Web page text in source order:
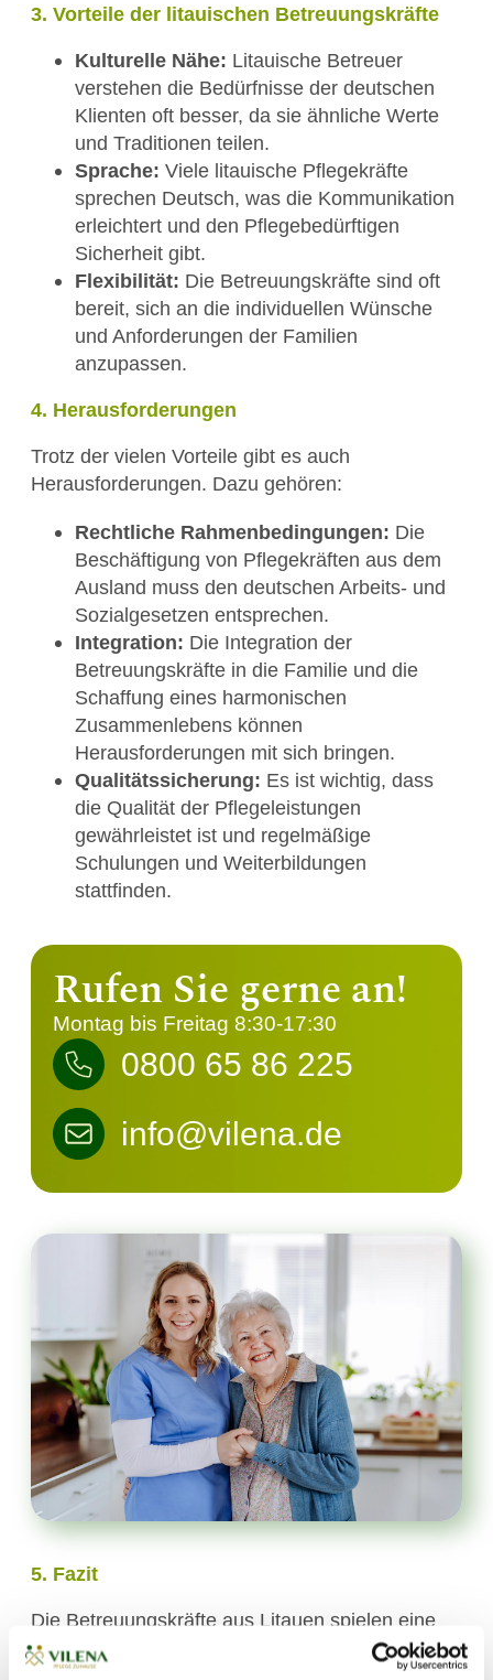
3. Vorteile der litauischen Betreuungskräfte
Kulturelle Nähe: Litauische Betreuer
verstehen die Bedürfnisse der deutschen
Klienten oft besser, da sie ähnliche Werte
und Traditionen teilen.
Sprache: Viele litauische Pflegekräfte
sprechen Deutsch, was die Kommunikation
erleichtert und den Pflegebedürftigen
Sicherheit gibt.
Flexibilität: Die Betreuungskräfte sind oft
bereit, sich an die individuellen Wünsche
und Anforderungen der Familien
anzupassen.
4. Herausforderungen
Trotz der vielen Vorteile gibt es auch
Herausforderungen. Dazu gehören:
Rechtliche Rahmenbedingungen: Die
Beschäftigung von Pflegekräften aus dem
Ausland muss den deutschen Arbeits- und
Sozialgesetzen entsprechen.
Integration: Die Integration der
Betreuungskräfte in die Familie und die
Schaffung eines harmonischen
Zusammenlebens können
Herausforderungen mit sich bringen.
Qualitätssicherung: Es ist wichtig, dass
die Qualität der Pflegeleistungen
gewährleistet ist und regelmäßige
Schulungen und Weiterbildungen
stattfinden.
Rufen Sie gerne an!
Montag bis Freitag 8:30-17:30
0800 65 86 225
info@vilena.de
5. Fazit
Die Betreuungskräfte aus Litauen spielen eine
wesentliche Rolle im Bereich der 24-Stunden-
Pflege in Deutschland. Sie bieten eine wertvolle